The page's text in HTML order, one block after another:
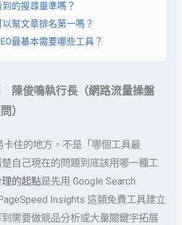
到的搜尋量準嗎？
以幫文章排名第一嗎？
最基本需要哪些工具？
陳俊鳴執行長（網路流量操盤
）
卡住的地方，不是「哪個工具最
自己現在的問題到底該用哪一種工
的起點是先用 Google Search
Insights 這類免費工具建立
需要做競品分析或大量關鍵字拓展